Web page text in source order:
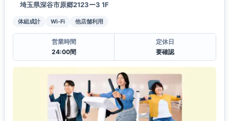
埼玉県深谷市原郷2123ー3 1F
体組成計 Wi-Fi 他店舗利用
営業時間
24:00間
定休日
要確認